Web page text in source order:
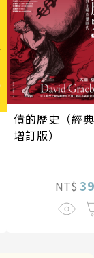
債的歷史（經典
增訂版）
NT$